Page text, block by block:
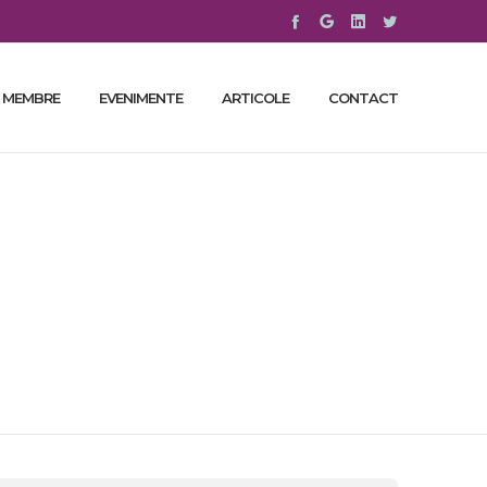
EVENIMENTE ARTICOLE CONTACT